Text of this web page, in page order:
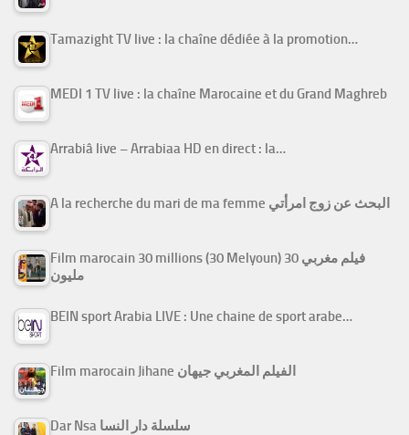
Tamazight TV live : la chaîne dédiée à la promotion…
MEDI 1 TV live : la chaîne Marocaine et du Grand Maghreb
Arrabiâ live – Arrabiaa HD en direct : la…
A la recherche du mari de ma femme البحث عن زوج امرأتي
Film marocain 30 millions (30 Melyoun) فيلم مغربي 30
مليون
BEIN sport Arabia LIVE : Une chaine de sport arabe…
Film marocain Jihane الفيلم المغربي جيهان
Dar Nsa سلسلة دار النسا